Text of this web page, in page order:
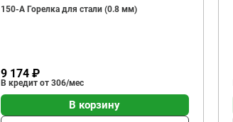
150-А Горелка для стали (0.8 мм)
9 174 ₽
В кредит от 306/мес
В корзину